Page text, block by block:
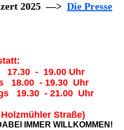
2025 —> Die Presse
17.30 - 19.00 Uhr
18.00 - 19.30 Uhr
19.30 - 21.00 Uhr
Straße)
IMMER WILLKOMMEN!